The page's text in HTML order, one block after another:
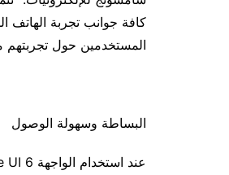
كافة جوانب تجربة الهاتف
المستخدمين حول تجربتهم
البساطة وسهولة الوصول